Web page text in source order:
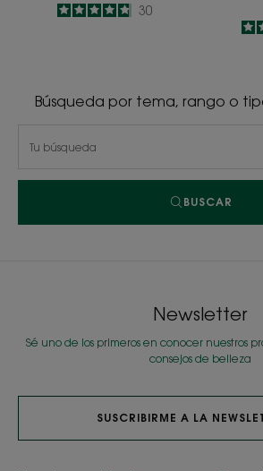
4.8
/
5
30
Búsqueda por tema, rango o
BUSCAR
Newsletter
Sé uno de los primeros en conocer nuestros
consejos de belleza
SUSCRIBIRME A LA